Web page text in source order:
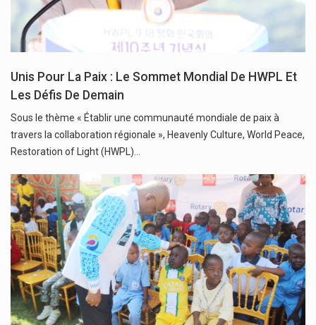
Unis Pour La Paix : Le Sommet Mondial De HWPL Et
Les Défis De Demain
Sous le thème « Établir une communauté mondiale de paix à
travers la collaboration régionale », Heavenly Culture, World Peace,
Restoration of Light (HWPL)…